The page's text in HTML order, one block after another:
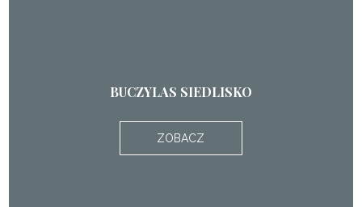
BUCZYLAS SIEDLISKO
ZOBACZ